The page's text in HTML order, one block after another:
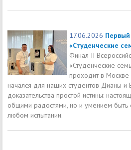
17.06.2026
«Студенческие
Финал II
«Студенческие
проходит в
начался для наших студентов Дианы и
доказательства простой истины:
общими радостями, но и умением быть
любом испытании.